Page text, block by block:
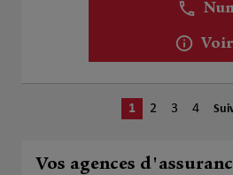
1 2 3 4
Vos agences